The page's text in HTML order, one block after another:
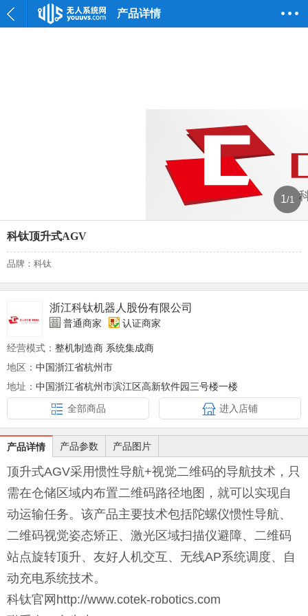
产品详情
1/1
科钛顶升式AGV
品牌：科钛
浙江科钛机器人股份有限公司
普通商家 认证商家
经营模式： 整机制造商 系统集成商
地区： 中国浙江省杭州市
地址： 中国浙江省杭州市滨江区高新软件园三号楼一楼
全部商品
进入店铺
产品详情 产品参数 产品图片
顶升式AGV采用惯性导航+视觉二维码的导航技术，只
需在仓储区域内布置二维码路径地图，就可以实现自
动运输任务。该产品主要技术包括陀螺仪惯性导航、
二维码视觉姿态矫正、激光区域扫描仪避障、二维码
站点旋转顶升、友好人机交互、无线AP系统调度、自
动充电系统技术。
科钛官网 http://www.cotek-robotics.com